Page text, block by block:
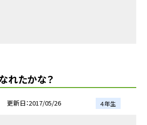
れたかな？
更新日 2017/05/26 ４年生